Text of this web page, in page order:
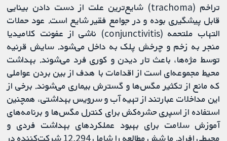
تراخم (trachoma) شایع‌ترین علت از دست دادن بینایی
قابل پیشگیری بوده و در جوامع فقیر شایع است. عود حملات
التهاب ملتحمه (conjunctivitis) ناشی از عفونت کلامیدیا
منجر به زخم و چرخش پلک به داخل می‌شود. سایش قرنیه
توسط مژه‌ها، باعث تار دیدن و کوری فرد می‌شوند. بهداشت
محیط مجموعه‌ای است از اقدامات با هدف از بین بردن عواملی
که مانع از تکثیر مگس‌ها و گسترش بیماری می‌شوند. برخی از
این مداخلات عبارتند از تهیه آب و سرویس بهداشتی، همچنین
استفاده از اسپری حشره‌کش برای کنترل مگس‌ها و برنامه‌های
آموزش سلامت برای بهبود عملکردهای بهداشت فردی و
محیطی افراد. ما شش مطالعه را شامل 12,294 شرکت‌کننده در